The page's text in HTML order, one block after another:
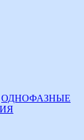
ОДНОФАЗНЫЕ